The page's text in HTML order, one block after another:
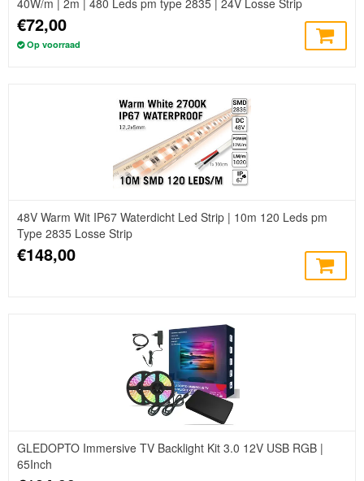
40W/m | 2m | 480 Leds pm type 2835 | 24V Losse Strip
€72,00
Op voorraad
48V Warm Wit IP67 Waterdicht Led Strip | 10m 120 Leds pm
Type 2835 Losse Strip
€148,00
GLEDOPTO Immersive TV Backlight Kit 3.0 12V USB RGB |
65Inch